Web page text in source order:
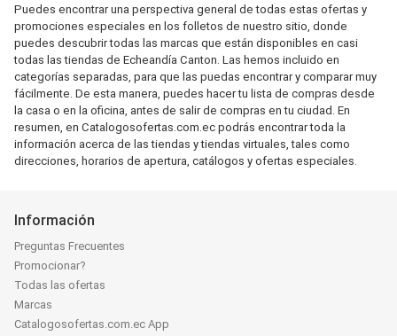
Puedes encontrar una perspectiva general de todas estas ofertas y
promociones especiales en los folletos de nuestro sitio, donde
puedes descubrir todas las marcas que están disponibles en casi
todas las tiendas de Echeandía Canton. Las hemos incluido en
categorías separadas, para que las puedas encontrar y comparar muy
fácilmente. De esta manera, puedes hacer tu lista de compras desde
la casa o en la oficina, antes de salir de compras en tu ciudad. En
resumen, en Catalogosofertas.com.ec podrás encontrar toda la
información acerca de las tiendas y tiendas virtuales, tales como
direcciones, horarios de apertura, catálogos y ofertas especiales.
Información
Preguntas Frecuentes
Promocionar?
Todas las ofertas
Marcas
Catalogosofertas.com.ec App